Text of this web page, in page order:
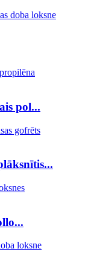
pol...